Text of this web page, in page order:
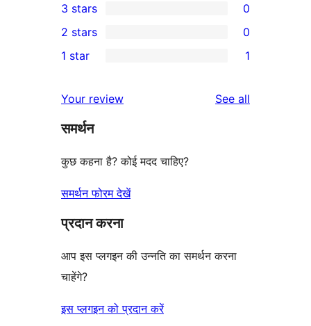
star
reviews
4-
star
review
0
3-
star
3 stars 0
2-
reviews
2 stars 0
star
review
1 star 1
Your review See all
समर्थन
कुछ कहना है? कोई मदद चाहिए?
समर्थन फोरम देखें
प्रदान करना
आप इस प्लगइन की उन्नति का समर्थन करना
चाहेंगे?
इस प्लगइन को प्रदान करें